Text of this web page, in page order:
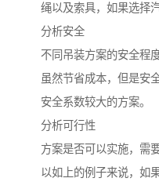
绳以及索具，如果选择
分析安全
不同吊装方案的安全程
虽然节省成本，但是安
安全系数较大的方案。
分析可行性
方案是否可以实施，需
以如上的例子来说，如